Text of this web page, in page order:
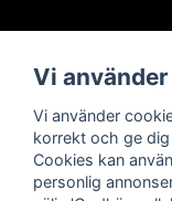
info@t-
Vi
Vi använder
korrekt och ge
Cookies kan
personlig